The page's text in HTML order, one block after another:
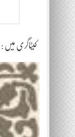
کیٹاگری میں :